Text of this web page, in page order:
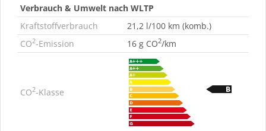
Verbrauch & Umwelt nach WLTP
Kraftstoffverbrauch
21,2 l/100 km (komb.)
CO2-Emission 16 g CO2/km
CO2-Klasse